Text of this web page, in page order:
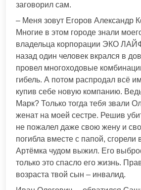
заговорил сам.
– Меня зовут Егоров Александр
Многие в этом городе знали
владельца корпорации ЭКО
назад один человек вкрался в
провел многоходовые
гибель. А потом распродал всё
купив себе новую компанию.
Марк? Только тогда тебя звали
женат на моей сестре. Решив
не пожалел даже свою жену и
погибла вместе с папой,
Артёмка чудом выжил. Его
только это спасло его жизнь.
возраста твой сын – инвалид.